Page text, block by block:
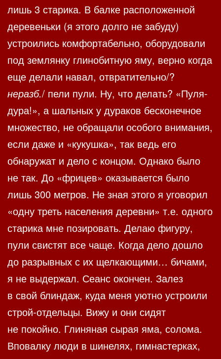
лишь 3 старика. В балке расположенной
деревеньки (я этого долго не забуду)
устроились комфортабельно, оборудовали
под землянку глинобитную яму, верно когда
еще делали навал, отвратительно/?
неразб./ пели пули. Ну, что делать? «Пуля-
дура!», а шальных у дураков бесконечное
множество, не обращали особого внимания,
если даже и «кукушка», так ведь его
обнаружат и дело с концом. Однако было
не так. До «фрицев» оказывается было
лишь 300 метров. Не зная этого я уговорил
«одну треть населения деревни» т.е. одного
старика мне позировать. Делаю фигуру,
пули свистят все чаще. Когда дело дошло
до разрывных с их щелкающими… бичами,
я не выдержал. Сеанс окончен. Залез
в свой блиндаж, куда меня уютно устроили
строй-отдельцы. Вижу и они сидят
не покойно. Глиняная сырая яма, солома.
Вповалку люди в шинелях, гимнастерках,